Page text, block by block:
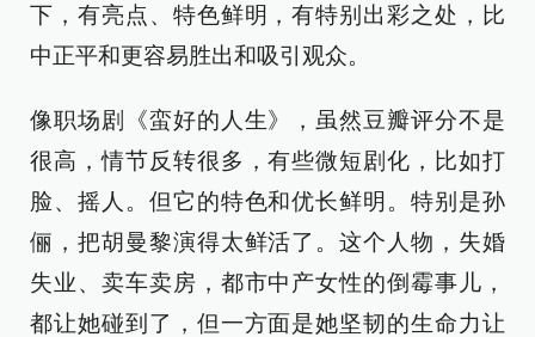
下，有亮点、特色鲜明，有特别出彩之处，比
中正平和更容易胜出和吸引观众。
像职场剧《蛮好的人生》，虽然豆瓣评分不是
很高，情节反转很多，有些微短剧化，比如打
脸、摇人。但它的特色和优长鲜明。特别是孙
俪，把胡曼黎演得太鲜活了。这个人物，失婚
失业、卖车卖房，都市中产女性的倒霉事儿，
都让她碰到了，但一方面是她坚韧的生命力让